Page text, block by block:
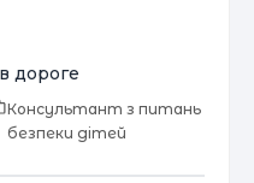
дороге
Консультант з питань
безпеки дітей